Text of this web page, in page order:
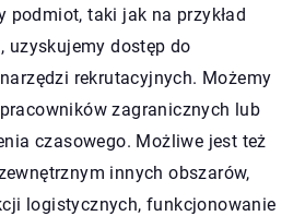
podmiot, taki jak na przykład
, uzyskujemy dostęp do
rekrutacyjnych. Możemy
zagranicznych lub
czasowego. Możliwe jest też
innych obszarów,
logistycznych, funkcjonowanie